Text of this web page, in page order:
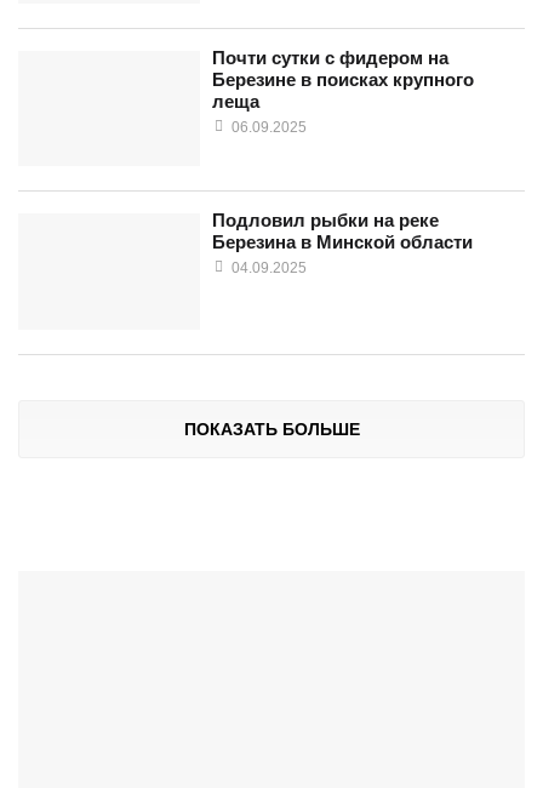
Почти сутки с фидером на
Березине в поисках крупного
леща
06.09.2025
Подловил рыбки на реке
Березина в Минской области
04.09.2025
ПОКАЗАТЬ БОЛЬШЕ